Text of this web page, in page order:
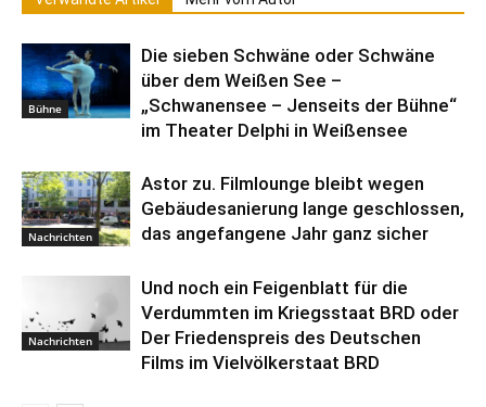
Bühne
Die sieben Schwäne oder Schwäne
über dem Weißen See –
„Schwanensee – Jenseits der Bühne“
im Theater Delphi in Weißensee
Nachrichten
Astor zu. Filmlounge bleibt wegen
Gebäudesanierung lange geschlossen,
das angefangene Jahr ganz sicher
Nachrichten
Und noch ein Feigenblatt für die
Verdummten im Kriegsstaat BRD oder
Der Friedenspreis des Deutschen
Films im Vielvölkerstaat BRD